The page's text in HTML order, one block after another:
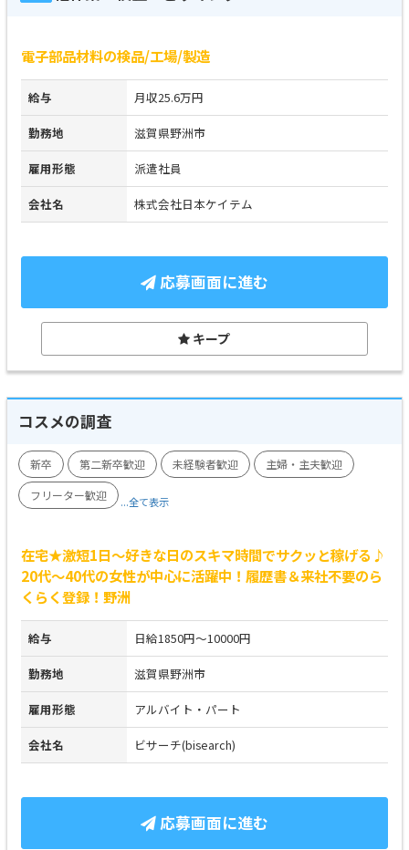
電子部品材料の検品/工場/製造
給与 月収25.6万円
勤務地 滋賀県野洲市
雇用形態 派遣社員
会社名 株式会社日本ケイテム
応募画面に進む
キープ
コスメの調査
新卒 第二新卒歓迎 未経験者歓迎
主婦・主夫歓迎
フリーター歓迎
...全て表示
在宅★激短1日～好きな日のスキマ時間でサクッと稼げる♪
20代～40代の女性が中心に活躍中！履歴書＆来社不要のら
くらく登録！野洲
給与 日給1850円～10000円
勤務地 滋賀県野洲市
雇用形態 アルバイト・パート
会社名 ビサーチ(bisearch)
応募画面に進む